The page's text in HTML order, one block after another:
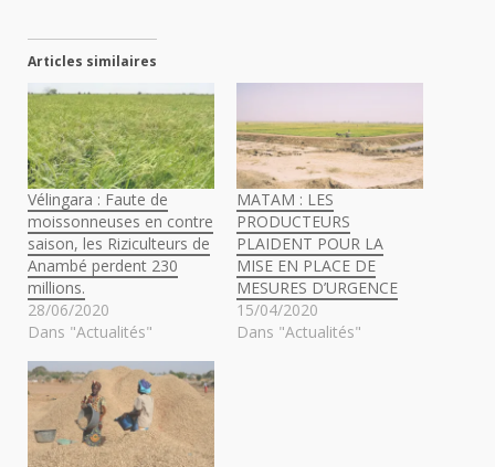
Articles similaires
Vélingara : Faute de
moissonneuses en contre
saison, les Riziculteurs de
Anambé perdent 230
millions.
28/06/2020
Dans "Actualités"
MATAM : LES
PRODUCTEURS
PLAIDENT POUR LA
MISE EN PLACE DE
MESURES D’URGENCE
15/04/2020
Dans "Actualités"